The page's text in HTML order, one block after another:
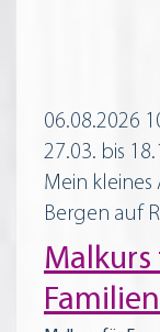
06.08.2026
27.03. bis
Mein kleines
Bergen auf
Familien